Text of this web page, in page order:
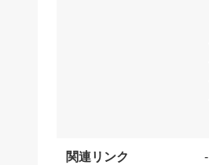
関連リンク -